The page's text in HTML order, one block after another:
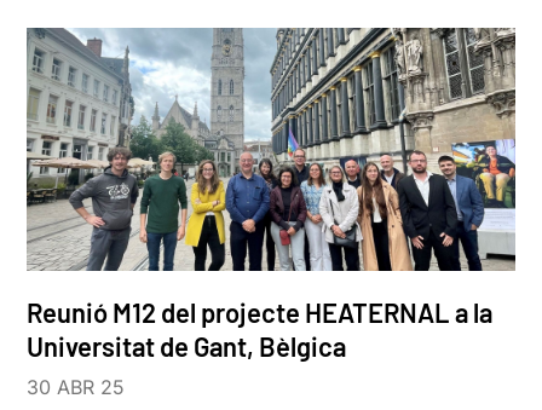
Reunió M12 del projecte HEATERNAL a la
Universitat de Gant, Bèlgica
30 ABR 25